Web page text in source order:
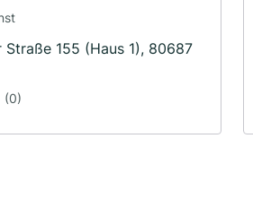
Straße 155 (Haus 1), 80687
(0)